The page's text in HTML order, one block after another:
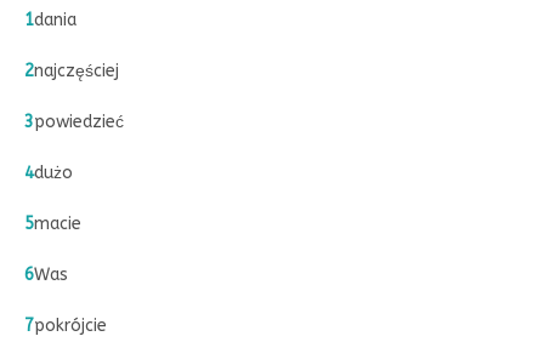
1dania
2najczęściej
3powiedzieć
4dużo
5macie
6Was
7pokrójcie